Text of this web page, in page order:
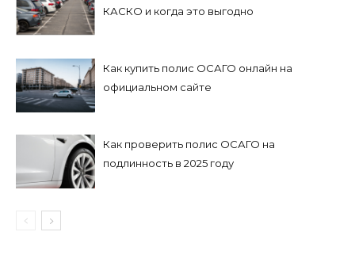
КАСКО и когда это выгодно
Как купить полис ОСАГО онлайн на
официальном сайте
Как проверить полис ОСАГО на
подлинность в 2025 году